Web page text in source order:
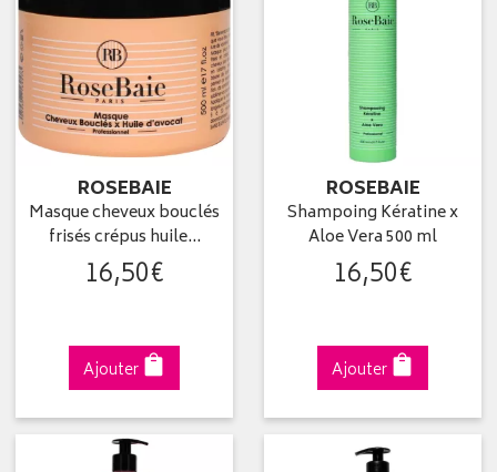
ROSEBAIE
Masque cheveux bouclés
frisés crépus huile…
16,50€
Ajouter
ROSEBAIE
Shampoing Kératine x
Aloe Vera 500 ml
16,50€
Ajouter